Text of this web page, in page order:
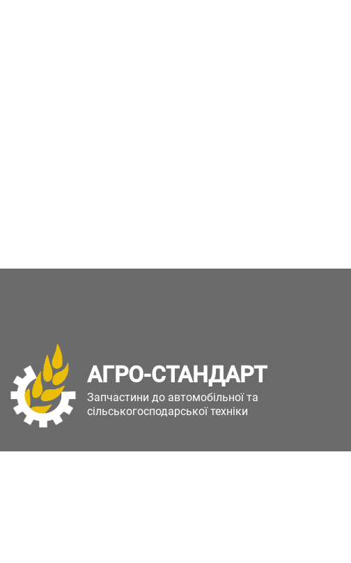
АГРО-СТАНДАРТ
Запчастини до автомобільної та
сільськогосподарської техніки